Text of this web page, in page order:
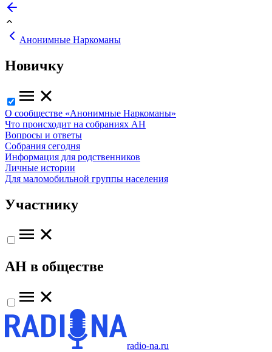
Анонимные Наркоманы
Новичку
О сообществе «Анонимные Наркоманы»
Что происходит на собраниях АН
Вопросы и ответы
Собрания сегодня
Информация для родственников
Личные истории
Для маломобильной группы населения
Участнику
АН в обществе
radio-na.ru